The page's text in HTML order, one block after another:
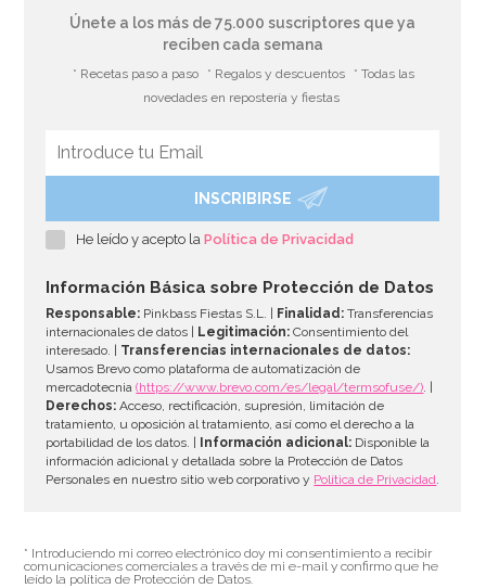
Únete a los más de 75.000 suscriptores que ya
reciben cada semana
* Recetas paso a paso * Regalos y descuentos
* Todas las
novedades en repostería y fiestas
INSCRIBIRSE
He leído y acepto laPolítica de Privacidad
Información Básica sobre Protección de Datos
Responsable: Pinkbass Fiestas S.L. | Finalidad: Transferencias
internacionales de datos |
Legitimación: Consentimiento del
interesado. | Transferencias internacionales de datos:
Usamos Brevo como plataforma de automatización de
mercadotecnia(https://www.brevo.com/es/legal/termsofuse/). |
Derechos: Acceso, rectificación, supresión, limitación de
tratamiento, u oposición al tratamiento, así como el derecho a la
portabilidad de los datos. |
Información adicional: Disponible la
información adicional y detallada sobre la Protección de Datos
Personales en nuestro sitio web corporativo y Política de Privacidad.
* Introduciendo mi correo electrónico doy mi consentimiento a recibir
comunicaciones comerciales a través de mi e-mail y confirmo que he
leído la política de Protección de Datos.